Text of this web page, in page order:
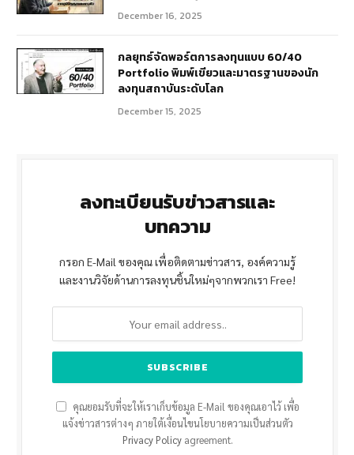
December 16, 2025
กลยุทธ์จัดพอร์ตการลงทุนแบบ 60/40
Portfolio พิมพ์เขียวและมาตรฐานของนัก
ลงทุนสถาบันระดับโลก
December 15, 2025
ลงทะเบียนรับข่าวสารและ
บทความ
กรอก E-Mail ของคุณ เพื่อติดตามข่าวสาร, องค์ความรู้
และงานวิจัยด้านการลงทุนชิ้นใหม่ๆจากพวกเรา Free!
คุณยอมรับที่จะให้เราเก็บข้อมูล E-Mail ของคุณเอาไว้ เพื่อ
แจ้งข่าวสารต่างๆ ภายใต้เงื่อนไขนโยบายความเป็นส่วนตัว
Privacy Policyagreement.